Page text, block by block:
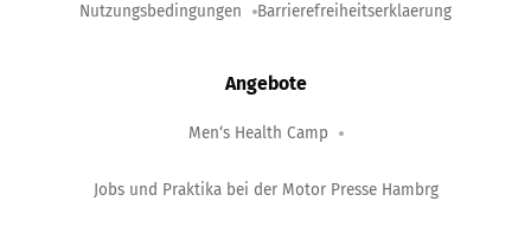
Nutzungsbedingungen Barrierefreiheitserklaerung
Angebote
Men‘s Health Camp
Jobs und Praktika bei der Motor Presse Hambrg